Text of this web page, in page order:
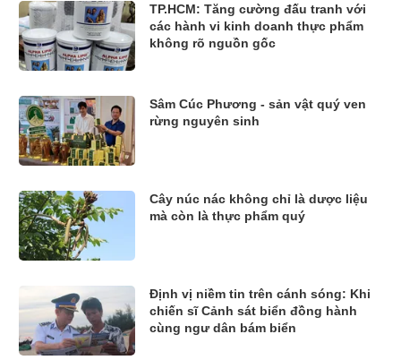
TP.HCM: Tăng cường đấu tranh với
các hành vi kinh doanh thực phẩm
không rõ nguồn gốc
Sâm Cúc Phương - sản vật quý ven
rừng nguyên sinh
Cây núc nác không chỉ là dược liệu
mà còn là thực phẩm quý
Định vị niềm tin trên cánh sóng: Khi
chiến sĩ Cảnh sát biển đồng hành
cùng ngư dân bám biển